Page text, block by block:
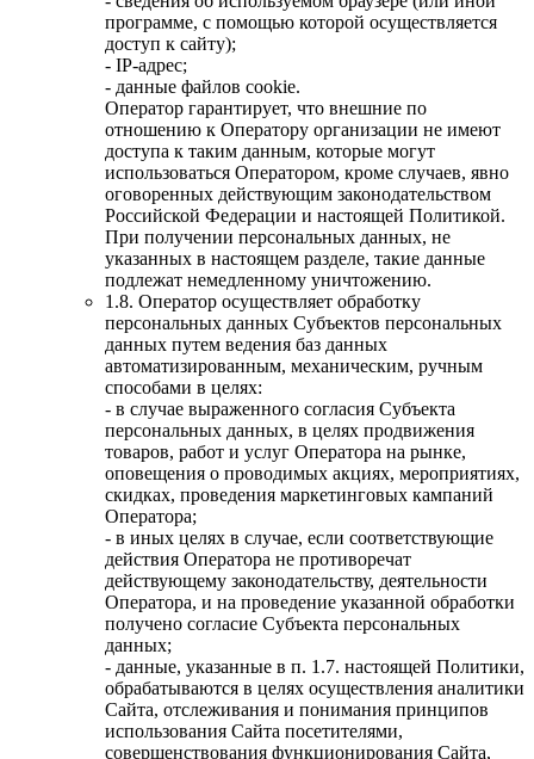
программе, с помощью которой осуществляется
доступ к сайту);
- IP-адрес;
- данные файлов cookie.
Оператор гарантирует, что внешние по
отношению к Оператору организации не имеют
доступа к таким данным, которые могут
использоваться Оператором, кроме случаев, явно
оговоренных действующим законодательством
Российской Федерации и настоящей Политикой.
При получении персональных данных, не
указанных в настоящем разделе, такие данные
подлежат немедленному уничтожению.
1.8. Оператор осуществляет обработку
персональных данных Субъектов персональных
данных путем ведения баз данных
автоматизированным, механическим, ручным
способами в целях:
- в случае выраженного согласия Субъекта
персональных данных, в целях продвижения
товаров, работ и услуг Оператора на рынке,
оповещения о проводимых акциях, мероприятиях,
скидках, проведения маркетинговых кампаний
Оператора;
- в иных целях в случае, если соответствующие
действия Оператора не противоречат
действующему законодательству, деятельности
Оператора, и на проведение указанной обработки
получено согласие Субъекта персональных
данных;
- данные, указанные в п. 1.7. настоящей Политики,
обрабатываются в целях осуществления аналитики
Сайта, отслеживания и понимания принципов
использования Сайта посетителями,
совершенствования функционирования Сайта,